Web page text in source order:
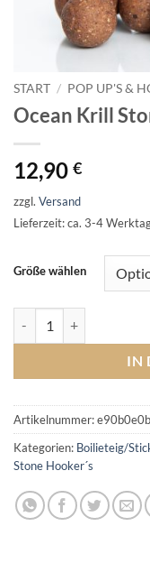
START / POP UP'S &
Ocean Krill
12,90 €
zzgl. Versand
Lieferzeit: ca. 3-4
Größe wählen
IN
Artikelnummer:
Kategorien: Boilieteig/
Stone Hooker´s